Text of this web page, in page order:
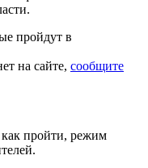
пройдут в
на сайте, сообщите
пройти, режим